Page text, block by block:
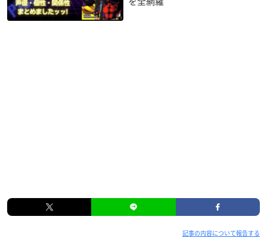
記事の内容について報告する